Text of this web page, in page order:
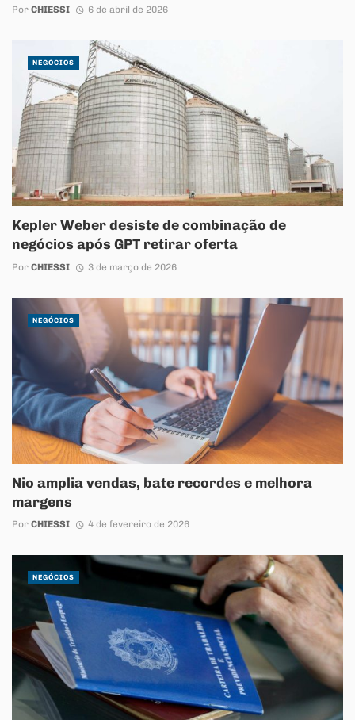
Por CHIESSI 6 de abril de 2026
Kepler Weber desiste de combinação de
negócios após GPT retirar oferta
Por CHIESSI 3 de março de 2026
NEGÓCIOS
Nio amplia vendas, bate recordes e melhora
margens
Por CHIESSI 4 de fevereiro de 2026
NEGÓCIOS
NEGÓCIOS